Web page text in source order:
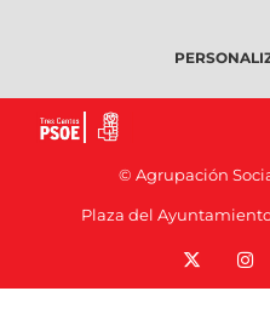
© Agrupación
Plaza del Ayuntamiento